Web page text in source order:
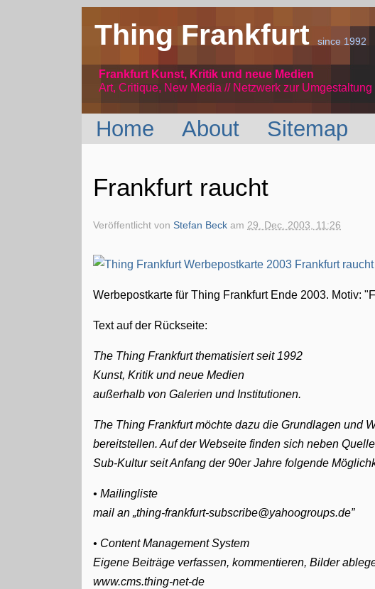
Thing Frankfurtsince 1992
Frankfurt Kunst, Kritik und neue Medien
Art, Critique, New Media // Netzwerkzur
Home About Sitemap
Frankfurt raucht
Veröffentlicht vonStefan Beck am29. Dec. 2003, 11:26
Werbepostkarte für Thing Frankfurt Ende 2003. Motiv:
Text auf der Rückseite:
The Thing Frankfurt thematisiert seit 1992
Kunst, Kritik und neue Medien
außerhalb von Galerien und Institutionen.
The Thing Frankfurt möchte dazu die Grundlagen und
bereitstellen. Auf der Webseite finden sich neben
Sub-Kultur seit Anfang der 90er Jahre folgende
• Mailingliste
mail an „thing-frankfurt-subscribe@yahoogroups.de”
• Content Management System
Eigene Beiträge verfassen, kommentieren, Bilder
www.cms.thing-net-de